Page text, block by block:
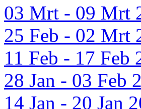
03 Mrt - 09 Mrt
25 Feb - 02 Mrt
11 Feb - 17 Feb
28 Jan - 03 Feb
14 Jan - 20 Jan